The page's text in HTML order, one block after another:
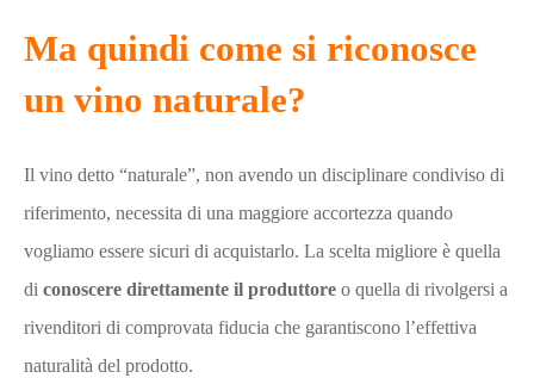
Ma quindi come si riconosce
un vino naturale?
Il vino detto “naturale”, non avendo un disciplinare condiviso di
riferimento, necessita di una maggiore accortezza quando
vogliamo essere sicuri di acquistarlo. La scelta migliore è quella
di conoscere direttamente il produttore o quella di rivolgersi a
rivenditori di comprovata fiducia che garantiscono l’effettiva
naturalità del prodotto.